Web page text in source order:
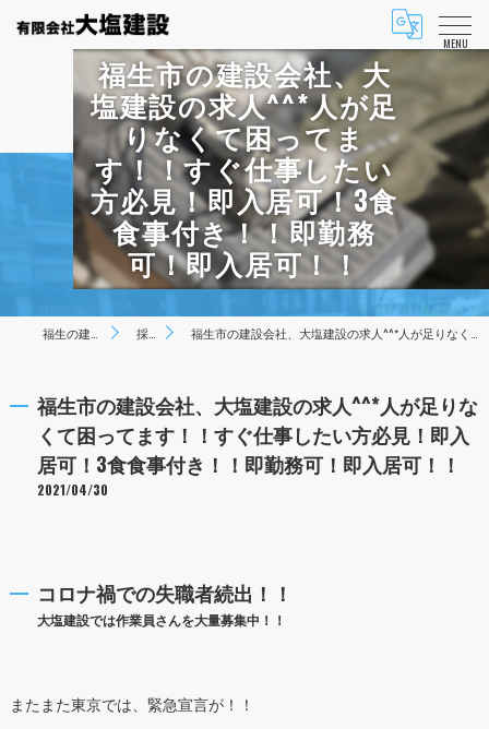
MENU
福生市の建設会社、大
塩建設の求人^^*人が足
りなくて困ってま
す！！すぐ仕事したい
方必見！即入居可！3食
食事付き！！即勤務
可！即入居可！！
採用ブログ 福生市の建設会社、大塩建設の求人^^*人が足りなくて困ってます！！すぐ仕事したい方必見！即入居可！3食食事付き！！即勤務可！即入居可！！
福生市の建設会社、大塩建設の求人^^*人が足りな
くて困ってます！！すぐ仕事したい方必見！即入
居可！3食食事付き！！即勤務可！即入居可！！
2021/04/30
コロナ禍での失職者続出！！
大塩建設では作業員さんを大量募集中！！
またまた東京では、緊急宣言が！！